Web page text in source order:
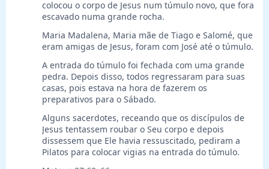
colocou o corpo de Jesus num túmulo novo, que fora
escavado numa grande rocha.
Maria Madalena, Maria mãe de Tiago e Salomé, que
eram amigas de Jesus, foram com José até o túmulo.
A entrada do túmulo foi fechada com uma grande
pedra. Depois disso, todos regressaram para suas
casas, pois estava na hora de fazerem os
preparativos para o Sábado.
Alguns sacerdotes, receando que os discípulos de
Jesus tentassem roubar o Seu corpo e depois
dissessem que Ele havia ressuscitado, pediram a
Pilatos para colocar vigias na entrada do túmulo.